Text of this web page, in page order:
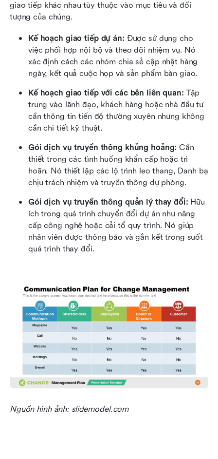
giao tiếp khác nhau tùy thuộc vào mục tiêu và đối
tượng của chúng.
Kế hoạch giao tiếp dự án: Được sử dụng cho
việc phối hợp nội bộ và theo dõi nhiệm vụ. Nó
xác định cách các nhóm chia sẻ cập nhật hàng
ngày, kết quả cuộc họp và sản phẩm bàn giao.
Kế hoạch giao tiếp với các bên liên quan: Tập
trung vào lãnh đạo, khách hàng hoặc nhà đầu tư
cần thông tin tiến độ thường xuyên nhưng không
cần chi tiết kỹ thuật.
Gói dịch vụ truyền thông khủng hoảng: Cần
thiết trong các tình huống khẩn cấp hoặc trì
hoãn. Nó thiết lập các lộ trình leo thang, Danh bạ
chịu trách nhiệm và truyền thông dự phòng.
Gói dịch vụ truyền thông quản lý thay đổi: Hữu
ích trong quá trình chuyển đổi dự án như nâng
cấp công nghệ hoặc cải tổ quy trình. Nó giúp
nhân viên được thông báo và gắn kết trong suốt
quá trình thay đổi.
Nguồn hình ảnh: slidemodel.com